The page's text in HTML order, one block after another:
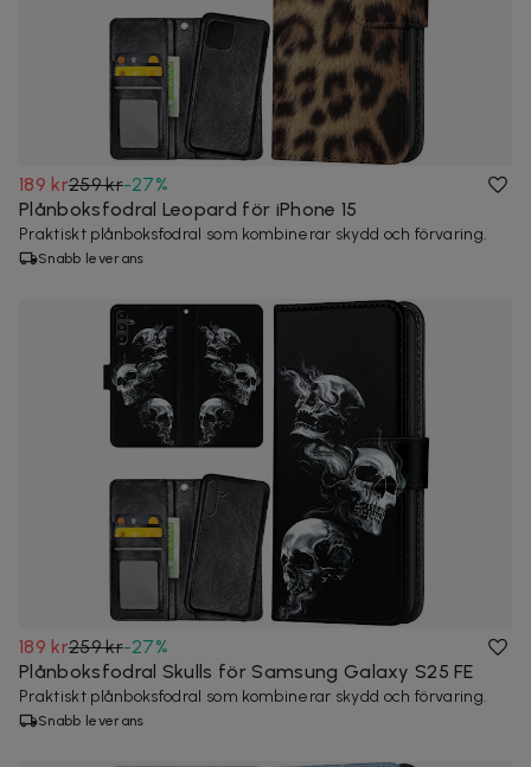
189 kr259 kr-27%
Plånboksfodral Leopard för iPhone 15
Praktiskt plånboksfodral som kombinerar skydd och förvaring.
Snabb leverans
189 kr259 kr-27%
Plånboksfodral Skulls för Samsung Galaxy S25 FE
Praktiskt plånboksfodral som kombinerar skydd och förvaring.
Snabb leverans